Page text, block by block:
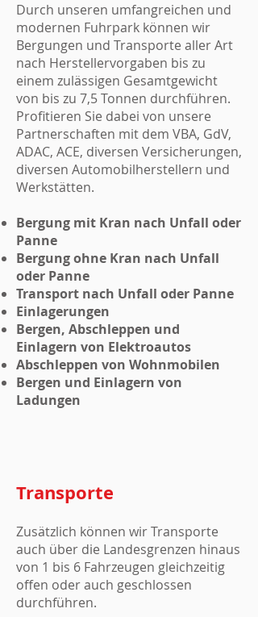
Durch unseren umfangreichen und
modernen Fuhrpark können wir
Bergungen und Transporte aller Art
nach Herstellervorgaben bis zu
einem zulässigen Gesamtgewicht
von bis zu 7,5 Tonnen durchführen.
Profitieren Sie dabei von unsere
Partnerschaften mit dem VBA, GdV,
ADAC, ACE, diversen Versicherungen,
diversen Automobilherstellern und
Werkstätten.
Bergung mit Kran nach Unfall oder
Panne
Bergung ohne Kran nach Unfall
oder Panne
Transport nach Unfall oder Panne
Einlagerungen
Bergen, Abschleppen und
Einlagern von Elektroautos
Abschleppen von Wohnmobilen
Bergen und Einlagern von
Ladungen
Transporte
Zusätzlich können wir Transporte
auch über die Landesgrenzen hinaus
von 1 bis 6 Fahrzeugen gleichzeitig
offen oder auch geschlossen
durchführen.